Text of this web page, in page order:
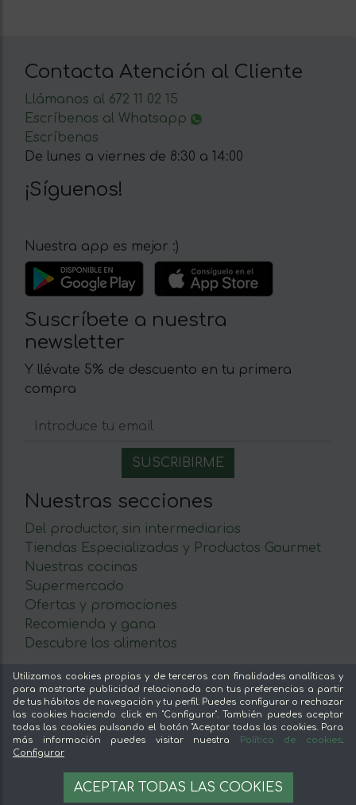
AÑADIR A LA CESTA
Contacta Atención al Cliente
Llámanos al 672 11 02 15
Escríbenos al Whatsapp
Escríbenos
De lunes a viernes de 8:30 a 14:00
¡Síguenos!
Nuestra app es mejor :)
Suscríbete a nuestra
newsletter
Y llévate 5% de descuento en tu primera
compra
Nuestras secciones
Del productor, sin intermediarios
Tiendas Especializadas y Productos Gourmet
Nuestras cocinas
Supermercado
Ofertas y promociones
Recomienda y gana
Descubre los alimentos
Sobre mentta
Ventajas de comprar comida online en mentta
Conoce mentta
Blog de mentta
Vende en mentta
Fidelización
Preguntas frecuentes
Utilizamos cookies propias y de terceros con finalidades analíticas y
para mostrarte publicidad relacionada con tus preferencias a partir
de tus hábitos de navegación y tu perfil. Puedes configurar o rechazar
las cookies haciendo click en "Configurar". También puedes aceptar
todas las cookies pulsando el botón "Aceptar todas las cookies. Para
más información puedes visitar nuestra
Política de cookies.
Configurar
ACEPTAR TODAS LAS COOKIES